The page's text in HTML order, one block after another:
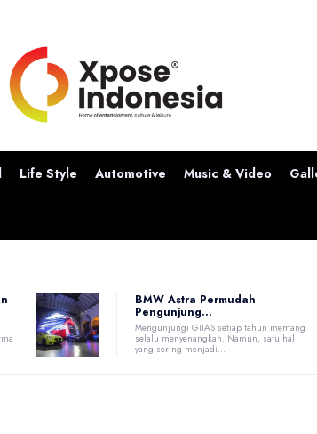
Life Style Automotive Music & Video
BMW Astra Permudah
Pengunjung...
Mengunjungi GIIAS setiap tahun memang
selalu menyenangkan. Namun, satu hal
yang sering menjadi...